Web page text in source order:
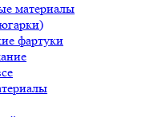
материалы
фартуки